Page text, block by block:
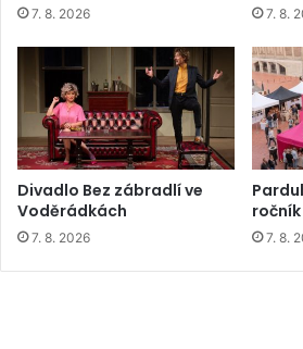
7. 8. 2026 7. 8.
Divadlo Bez zábradlí ve
Voděrádkách
7. 8. 2026
ročník
7. 8.